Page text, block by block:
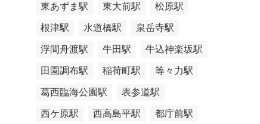
東あずま駅 東大前駅 松原駅
根津駅 水道橋駅 泉岳寺駅
浮間舟渡駅 牛田駅 牛込神楽坂駅
田園調布駅 稲荷町駅 等々力駅
葛西臨海公園駅 表参道駅
西ケ原駅 西高島平駅 都庁前駅